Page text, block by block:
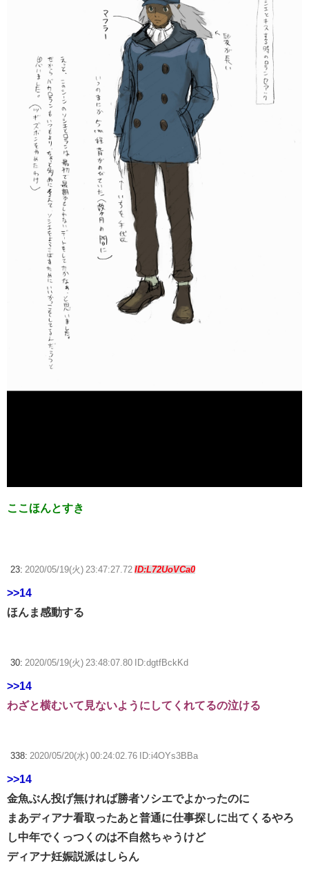
ここほんとすき
23: 2020/05/19(火) 23:47:27.72 ID:L72UoVCa0
>>14
ほんま感動する
30: 2020/05/19(火) 23:48:07.80 ID:dgtfBckKd
>>14
わざと横むいて見ないようにしてくれてるの泣ける
338: 2020/05/20(水) 00:24:02.76 ID:i4OYs3BBa
>>14
金魚ぶん投げ無ければ勝者ソシエでよかったのに
まあディアナ看取ったあと普通に仕事探しに出てくるやろ
し中年でくっつくのは不自然ちゃうけど
ディアナ妊娠説派はしらん